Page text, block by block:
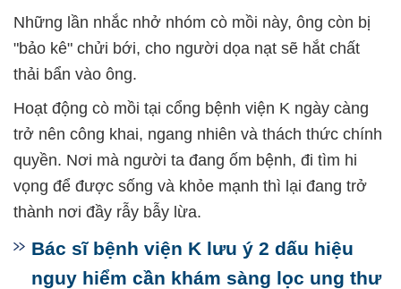
Những lần nhắc nhở nhóm cò mồi này, ông còn bị
"bảo kê" chửi bới, cho người dọa nạt sẽ hắt chất
thải bẩn vào ông.
Hoạt động cò mồi tại cổng bệnh viện K ngày càng
trở nên công khai, ngang nhiên và thách thức chính
quyền. Nơi mà người ta đang ốm bệnh, đi tìm hi
vọng để được sống và khỏe mạnh thì lại đang trở
thành nơi đầy rẫy bẫy lừa.
Bác sĩ bệnh viện K lưu ý 2 dấu hiệu
nguy hiểm cần khám sàng lọc ung thư